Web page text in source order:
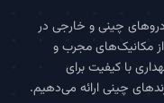
چینی و خارجی در
از مکانیک‌های مجرب و
با کیفیت برای
چینی ارائه می‌دهیم.